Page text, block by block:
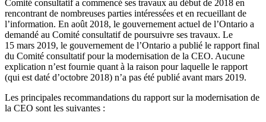
Comité consultatif a commencé ses travaux au début de 2018 en
rencontrant de nombreuses parties intéressées et en recueillant de
l’information. En août 2018, le gouvernement actuel de l’Ontario a
demandé au Comité consultatif de poursuivre ses travaux. Le
15 mars 2019, le gouvernement de l’Ontario a publié le rapport final
du Comité consultatif pour la modernisation de la CEO. Aucune
explication n’est fournie quant à la raison pour laquelle le rapport
(qui est daté d’octobre 2018) n’a pas été publié avant mars 2019.
Les principales recommandations du rapport sur la modernisation de
la CEO sont les suivantes :